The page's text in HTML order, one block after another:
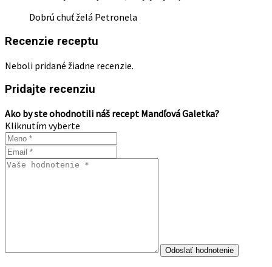
Dobrú chuť želá Petronela
Recenzie receptu
Neboli pridané žiadne recenzie.
Pridajte recenziu
Ako by ste ohodnotili náš recept Mandľová Galetka?
Kliknutím vyberte